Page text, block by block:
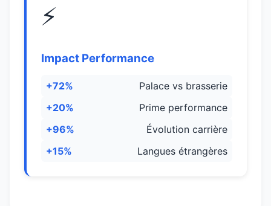
⚡
Impact Performance
+72%
Palace vs brasserie
+20%
Prime performance
+96%
Évolution carrière
+15%
Langues étrangères